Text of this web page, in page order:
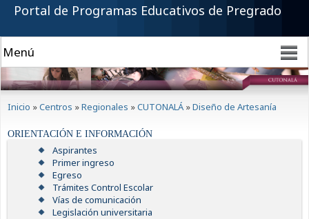
Portal de Programas Educativos de Pregrado
Inicio »Centros »Regionales »CUTONALÁ »Diseño de Artesanía
ORIENTACIÓN E INFORMACIÓN
Aspirantes
Primer ingreso
Egreso
Trámites Control Escolar
Vías de comunicación
Legislación universitaria